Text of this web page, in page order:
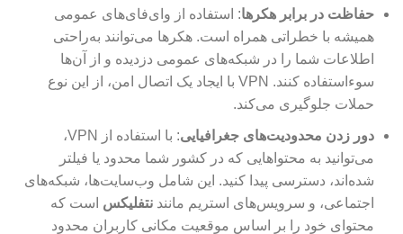
حفاظت در برابر هکرها: استفاده از وای‌فای‌های عمومی
همیشه با خطراتی همراه است. هکرها می‌توانند به‌راحتی
اطلاعات شما را در شبکه‌های عمومی دزدیده و از آن‌ها
سوءاستفاده کنند. VPN با ایجاد یک اتصال امن، از این نوع
حملات جلوگیری می‌کند.
دور زدن محدودیت‌های جغرافیایی
: با استفاده از VPN،
می‌توانید به محتواهایی که در کشور شما محدود یا فیلتر
شده‌اند، دسترسی پیدا کنید. این شامل وب‌سایت‌ها، شبکه‌های
اجتماعی، و سرویس‌های استریم مانند نتفلیکس است که
محتوای خود را بر اساس موقعیت مکانی کاربران محدود